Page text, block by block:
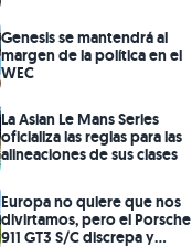
Genesis se mantendrá al
margen de la política en el
WEC
La Asian Le Mans Series
oficializa las reglas para las
alineaciones de sus clases
Europa no quiere que nos
divirtamos, pero el Porsche
911 GT3 S/C discrepa y